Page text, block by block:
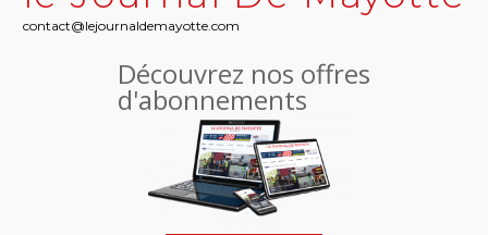
contact@lejournaldemayotte.com
Découvrez nos offres
d'abonnements